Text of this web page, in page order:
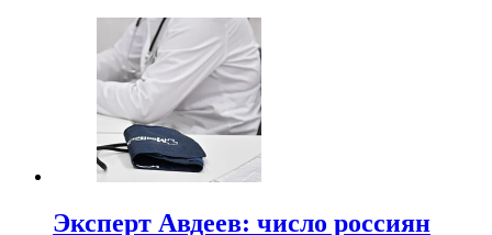
Эксперт Авдеев: число россиян